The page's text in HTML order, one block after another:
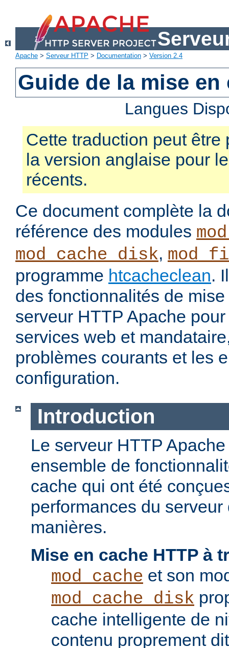
Apache > Serveur HTTP > Documentation > Version 2.4
Guide de la mise en
Langues
Cette traduction peut être
la version anglaise pour
récents.
Ce document complète la
référence des modules
mod_cache_disk,
programme htcacheclean.
des fonctionnalités de
serveur HTTP Apache
services web et
problèmes courants et les
configuration.
Introduction
Le serveur HTTP
ensemble de
cache qui ont été
performances du serveur
manières.
Mise en cache HTTP à
mod_cache et son
mod_cache_disk
cache intelligente de
contenu proprement